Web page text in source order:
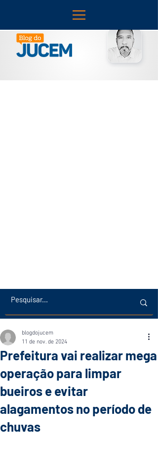
Prefeitura vai realizar mega
operação para limpar
bueiros e evitar
alagamentos no período de
chuvas
blogdojucem
11 de nov. de 2024